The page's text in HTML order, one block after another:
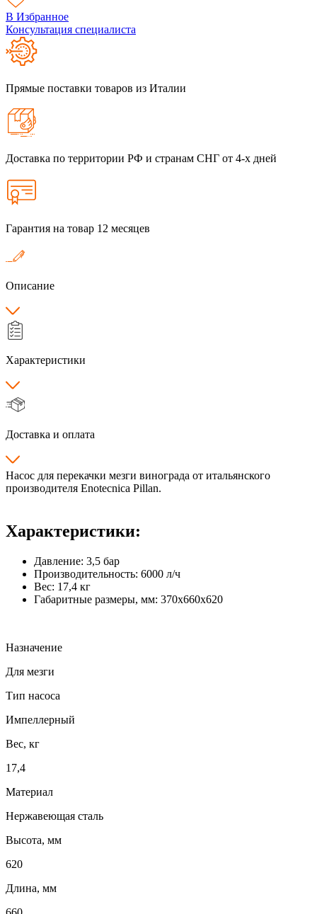
В Избранное
Консультация специалиста
Прямые поставки товаров из Италии
Доставка по территории РФ и странам СНГ от 4-х дней
Гарантия на товар 12 месяцев
Описание
Характеристики
Доставка и оплата
Насос для перекачки мезги винограда от итальянского
производителя Enotecnica Pillan.
Характеристики:
Давление: 3,5 бар
Производительность: 6000 л/ч
Вес: 17,4 кг
Габаритные размеры, мм: 370х660х620
Назначение
Для мезги
Тип насоса
Импеллерный
Вес, кг
17,4
Материал
Нержавеющая сталь
Высота, мм
620
Длина, мм